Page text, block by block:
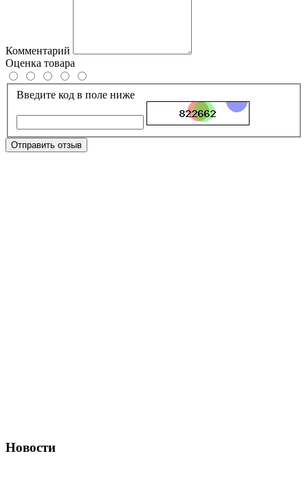
Комментарий
Оценка товара
Введите код в поле ниже
Отправить отзыв
Новости